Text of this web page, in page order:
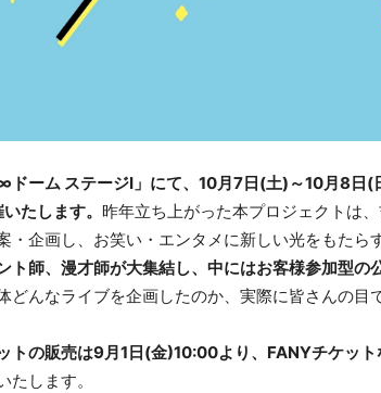
ーム ステージⅠ」にて、10月7日(土)～10月8日(
たします。 昨年立ち上がった本プロジェクトは
・企画し、お笑い・エンタメに新しい光をもたら
ト師、漫才師が大集結し、中にはお客様参加型の
どんなライブを企画したのか、実際に皆さんの目
トの販売は9月1日(金)10:00より、FANYチケッ
たします。